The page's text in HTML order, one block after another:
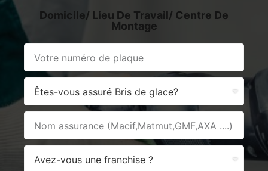
Domicile/ Lieu De Travail/ Centre De
Montage